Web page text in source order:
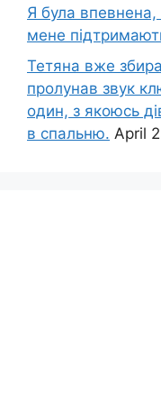
Я була
мене
Тетяна вже
пролунав звук
один, з якоюсь
в спальню. April